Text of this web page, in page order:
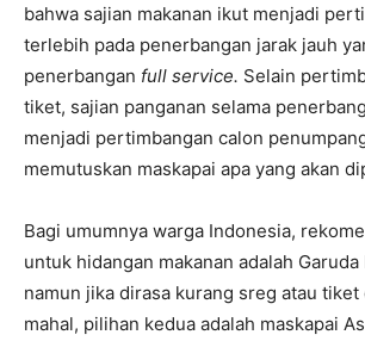
bahwa sajian makanan ikut menjadi
terlebih pada penerbangan jarak jauh
penerbangan full service. Selain
tiket, sajian panganan selama
menjadi pertimbangan calon
memutuskan maskapai apa yang akan
Bagi umumnya warga Indonesia,
untuk hidangan makanan adalah
namun jika dirasa kurang sreg atau
mahal, pilihan kedua adalah maskapai